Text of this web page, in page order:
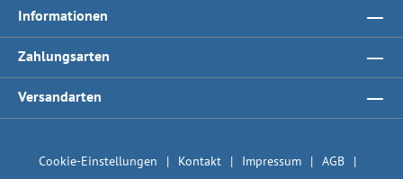
Informationen
Zahlungsarten
Versandarten
Cookie-Einstellungen Kontakt Impressum AGB